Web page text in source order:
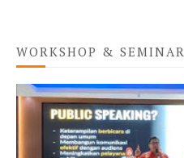
WORKSHOP & SEMINAR